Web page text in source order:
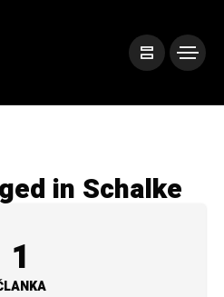
in Schalke
1